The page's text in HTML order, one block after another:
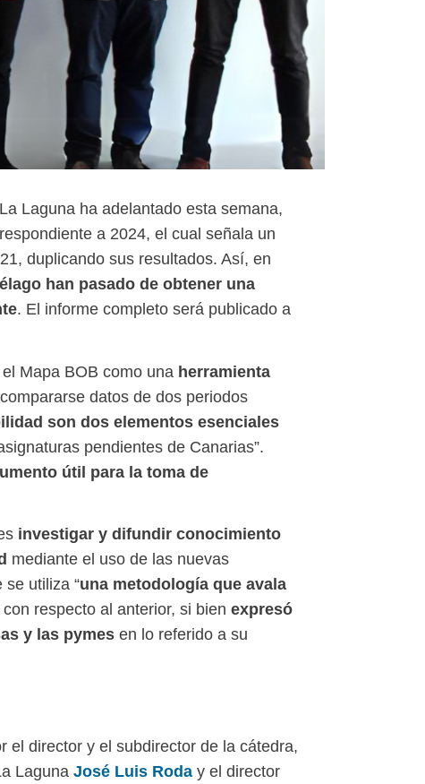
Laguna ha adelantado esta semana,
a 2024, el cual señala un
duplicando sus resultados. Así, en
han pasado de obtener una
. El informe completo será publicado a
Mapa BOB como una herramienta
datos de dos periodos
son dos elementos esenciales
pendientes de Canarias”.
útil para la toma de
investigar y difundir conocimiento
mediante el uso de las nuevas
utiliza “una metodología que avala
respecto al anterior, si bien expresó
y las pymes en lo referido a su
el director y el subdirector de la cátedra,
Laguna José Luis Roda y el director